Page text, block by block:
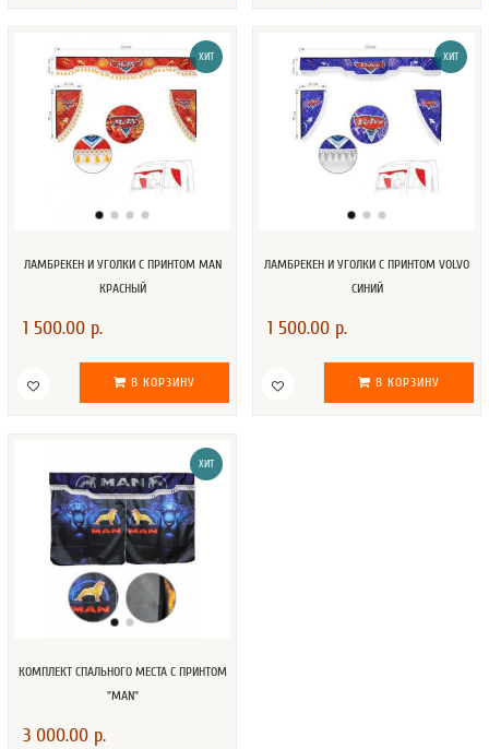
ХИТ
ЛАМБРЕКЕН И УГОЛКИ С ПРИНТОМ MAN
КРАСНЫЙ
1 500.00 р.
В КОРЗИНУ
ХИТ
ЛАМБРЕКЕН И УГОЛКИ С ПРИНТОМ VOLVO
СИНИЙ
1 500.00 р.
В КОРЗИНУ
ХИТ
КОМПЛЕКТ СПАЛЬНОГО МЕСТА С ПРИНТОМ
"MAN"
3 000.00 р.